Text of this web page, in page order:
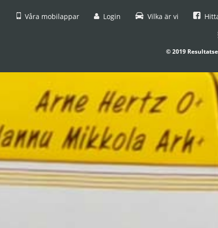
Våra mobilappar Login Vilka är vi
© 2019